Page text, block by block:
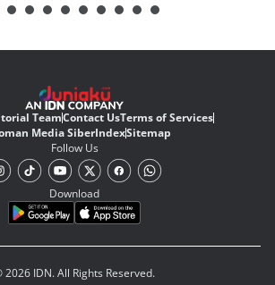
TeamContact UsTerms of Services
Media SiberIndexSitemap
Follow Us
Download
2026 IDN. All Rights Reserved.